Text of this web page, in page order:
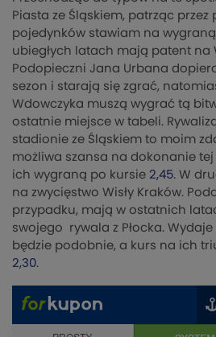
Piasta ze Śląskiem, patrząc
pojedynków stawiam na
ubiegłych latach mają patent na
Podopieczni Jana Urbana
sezon i starają się zgrać,
Wdowczyka muszą wygrać tą
ostatnie miejsce w tabeli.
stadionie ze Śląskiem to moim
możliwa szansa na dokonanie tej
ich wygraną po kursie 2,45. W
na zwycięstwo Wisły Kraków.
przypadku, mają w ostatnich
swojego rywala z Płocka.
będzie podobnie, a kurs na ich
2,30.